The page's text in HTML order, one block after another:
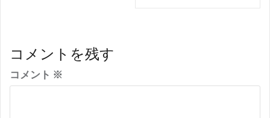
ゲ
ー
シ
コメントを残す
コメント ※